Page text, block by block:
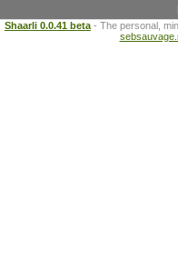
Shaarli 0.0.41 beta - The personal,